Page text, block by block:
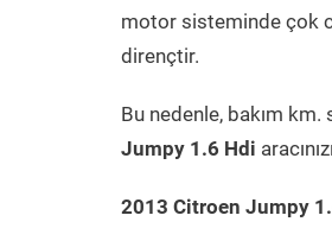
motor sisteminde çok
dirençtir.
Bu nedenle, bakım
Jumpy 1.6 Hdi
2013 Citroen Jumpy